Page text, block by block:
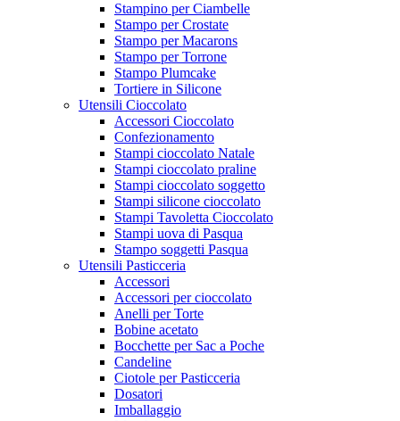
Stampino per Ciambelle
Stampo per Crostate
Stampo per Macarons
Stampo per Torrone
Stampo Plumcake
Tortiere in Silicone
Utensili Cioccolato
Accessori Cioccolato
Confezionamento
Stampi cioccolato Natale
Stampi cioccolato praline
Stampi cioccolato soggetto
Stampi silicone cioccolato
Stampi Tavoletta Cioccolato
Stampi uova di Pasqua
Stampo soggetti Pasqua
Utensili Pasticceria
Accessori
Accessori per cioccolato
Anelli per Torte
Bobine acetato
Bocchette per Sac a Poche
Candeline
Ciotole per Pasticceria
Dosatori
Imballaggio